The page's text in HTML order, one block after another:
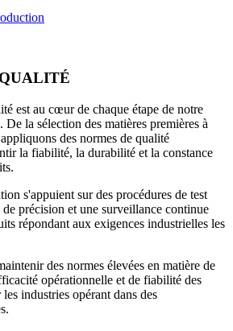
est au cœur de chaque étape de notre
De la sélection des matières premières à
des normes de qualité
la fiabilité, la durabilité et la constance
s'appuient sur des procédures de test
de précision et une surveillance continue
répondant aux exigences industrielles les
des normes élevées en matière de
opérationnelle et de fiabilité des
industries opérant dans des